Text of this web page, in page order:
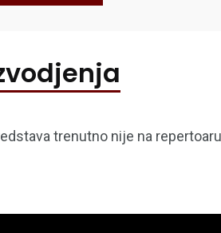
trenutno nije na